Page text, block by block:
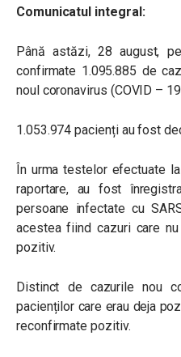
Comunicatul integral:
Până astăzi, 28 august,
confirmate 1.095.885 de
noul coronavirus (COVID –
1.053.974 pacienți au fost
În urma testelor efectuate
raportare, au fost
persoane infectate cu
acestea fiind cazuri care
pozitiv.
Distinct de cazurile nou
pacienților care erau deja
reconfirmate pozitiv.